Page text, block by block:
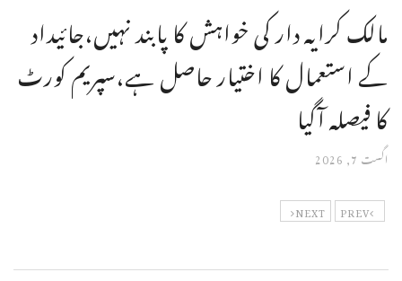
مالک کرایہ دار کی خواہش کا پابند نہیں،جائیداد
کے استعمال کا اختیار حاصل ہے،سپریم کورٹ
کا فیصلہ آگیا
اگست 7, 2026
PREV
NEXT